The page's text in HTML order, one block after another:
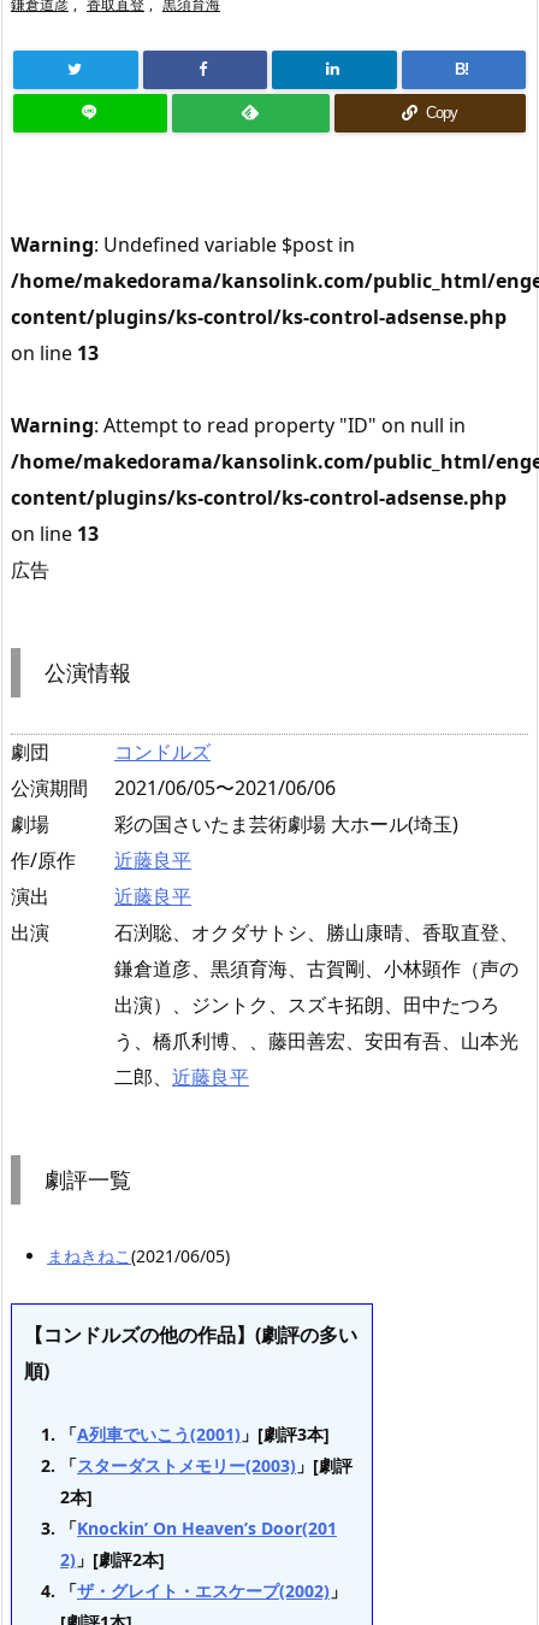
鎌倉道彦 , 香取直登 , 黒須育海
B!
Copy
Warning: Undefined variable $post in
/home/makedorama/kansolink.com/public_html/
content/plugins/ks-control/ks-control-adsense.php
on line 13
Warning: Attempt to read property "ID" on null in
/home/makedorama/kansolink.com/public_html/
content/plugins/ks-control/ks-control-adsense.php
on line 13
広告
公演情報
劇団
コンドルズ
公演期間
2021/06/05〜2021/06/06
劇場
彩の国さいたま芸術劇場 大ホール(埼玉)
作/原作
近藤良平
演出
近藤良平
出演
石渕聡、オクダサトシ、勝山康晴、香取直登、
鎌倉道彦、黒須育海、古賀剛、小林顕作（声の
出演）、ジントク、スズキ拓朗、田中たつろ
う、橋爪利博、、藤田善宏、安田有吾、山本光
二郎、 近藤良平
劇評一覧
まねきねこ(2021/06/05)
【コンドルズの他の作品】(劇評の多い
順)
「A列車でいこう(2001) 」[劇評3本]
「スターダストメモリー(2003) 」[劇評
2本]
「Knockin’ On Heaven’s Door(201
2) 」[劇評2本]
「ザ・グレイト・エスケープ(2002) 」